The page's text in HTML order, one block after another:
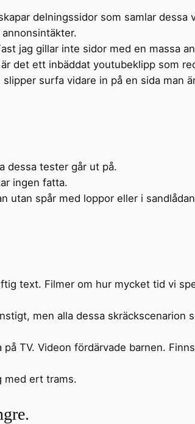
delningssidor som samlar dessa
jag gillar inte sidor med en massa
det ett inbäddat youtubeklipp som
surfa vidare in på en sida man
dessa tester går ut på.
ingen fatta.
utan spår med loppor eller i
text. Filmer om hur mycket tid vi
men alla dessa skräckscenarion
TV. Videon fördärvade barnen.
med ert trams.